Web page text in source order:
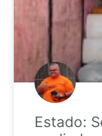
Estado: